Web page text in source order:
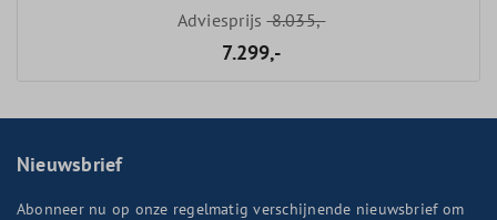
Adviesprijs8.035,-
7.299,-
Nieuwsbrief
Abonneer nu op onze regelmatig verschijnende nieuwsbrief om